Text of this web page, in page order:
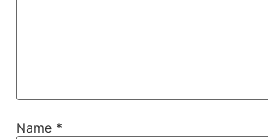
Name *